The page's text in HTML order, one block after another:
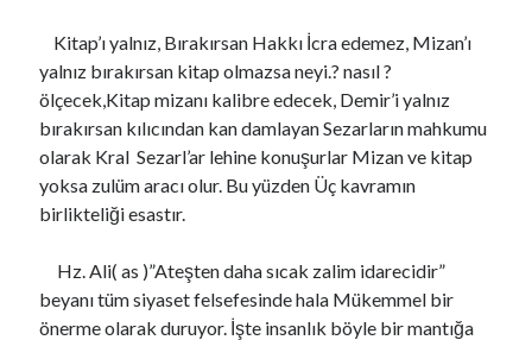
Kitap’ı yalnız, Bırakırsan Hakkı İcra edemez, Mizan’ı
yalnız bırakırsan kitap olmazsa neyi.? nasıl ?
ölçecek,Kitap mizanı kalibre edecek, Demir’i yalnız
bırakırsan kılıcından kan damlayan Sezarların mahkumu
olarak Kral Sezarl’ar lehine konuşurlar Mizan ve kitap
yoksa zulüm aracı olur. Bu yüzden Üç kavramın
birlikteliği esastır.
Hz. Ali( as )”Ateşten daha sıcak zalim idarecidir”
beyanı tüm siyaset felsefesinde hala Mükemmel bir
önerme olarak duruyor. İşte insanlık böyle bir mantığa